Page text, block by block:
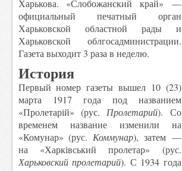
Харькова. «Слобожанский край» —
официальный печатный орган
Харьковской областной рады и
Харьковской облгосадминистрации.
Газета выходит 3 раза в неделю.
История
Первый номер газеты вышел 10 (23)
марта 1917 года под названием
«Пролетарій» (рус. Пролетарий). Со
временем название изменили на
«Комунар» (рус. Коммунар), затем —
на «Харківський пролетар» (рус.
Харьковский пролетарий). С 1934 года